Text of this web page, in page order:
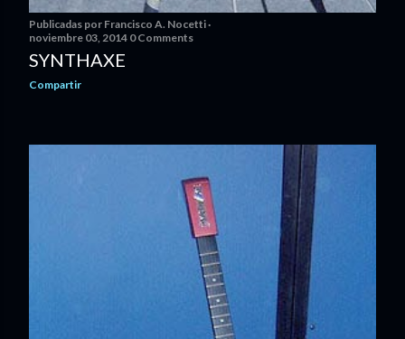
Publicadas por Francisco A. Nocetti
noviembre 03, 2014 0 Comments
SYNTHAXE
Compartir